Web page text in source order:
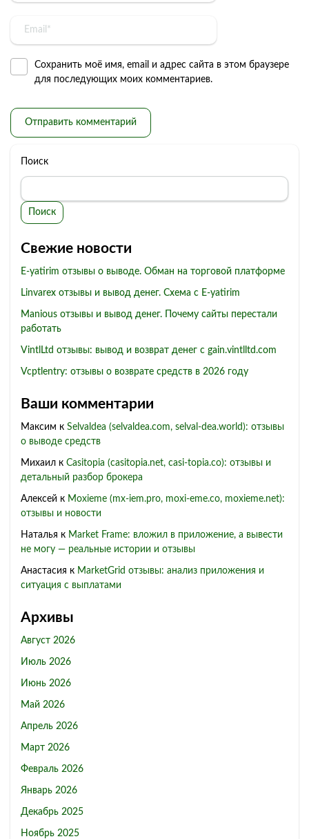
Сохранить моё имя, email и адрес сайта в этом браузере
для последующих моих комментариев.
Поиск
Поиск
Свежие новости
E-yatirim отзывы о выводе. Обман на торговой платформе
Linvarex отзывы и вывод денег. Схема с E-yatirim
Manious отзывы и вывод денег. Почему сайты перестали
работать
VintlLtd отзывы: вывод и возврат денег с gain.vintlltd.com
Vcptlentry: отзывы о возврате средств в 2026 году
Ваши комментарии
Максим к Selvaldea (selvaldea.com, selval-dea.world): отзывы
о выводе средств
Михаил к Casitopia (casitopia.net, casi-topia.co): отзывы и
детальный разбор брокера
Алексей к Moxieme (mx-iem.pro, moxi-eme.co, moxieme.net):
отзывы и новости
Наталья к Market Frame: вложил в приложение, а вывести
не могу — реальные истории и отзывы
Анастасия к MarketGrid отзывы: анализ приложения и
ситуация с выплатами
Архивы
Август 2026
Июль 2026
Июнь 2026
Май 2026
Апрель 2026
Март 2026
Февраль 2026
Январь 2026
Декабрь 2025
Ноябрь 2025